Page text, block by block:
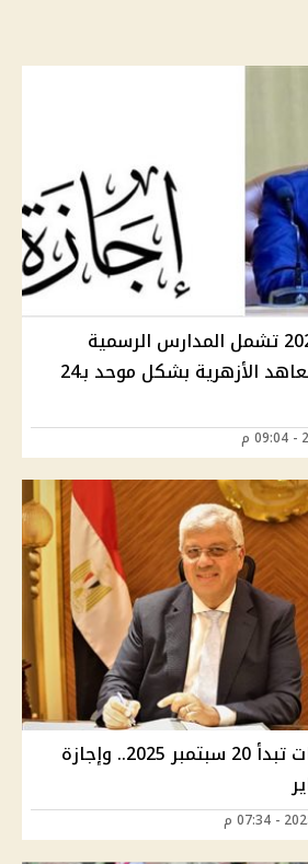
إجازة نصف العام 2026 تشمل المدارس الرسمية
والخاصة ولغات والمعاهد الأزهرية بشكل موحد بـ24
الدراسة في الجامعات تبدأ 20 سبتمبر 2025.. وإجازة